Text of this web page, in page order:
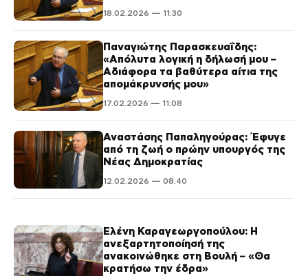
18.02.2026 — 11:30
Παναγιώτης Παρασκευαΐδης:
«Απόλυτα λογική η δήλωσή μου –
Αδιάφορα τα βαθύτερα αίτια της
απομάκρυνσής μου»
17.02.2026 — 11:08
Αναστάσης Παπαληγούρας: Έφυγε
από τη ζωή ο πρώην υπουργός της
Νέας Δημοκρατίας
12.02.2026 — 08:40
Ελένη Καραγεωργοπούλου: Η
ανεξαρτητοποίησή της
ανακοινώθηκε στη Βουλή – «Θα
κρατήσω την έδρα»